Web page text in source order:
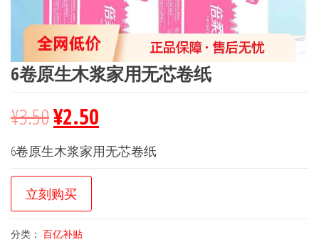
6卷原生木浆家用无芯卷纸
¥3.50¥2.50
6卷原生木浆家用无芯卷纸
立刻购买
分类： 百亿补贴